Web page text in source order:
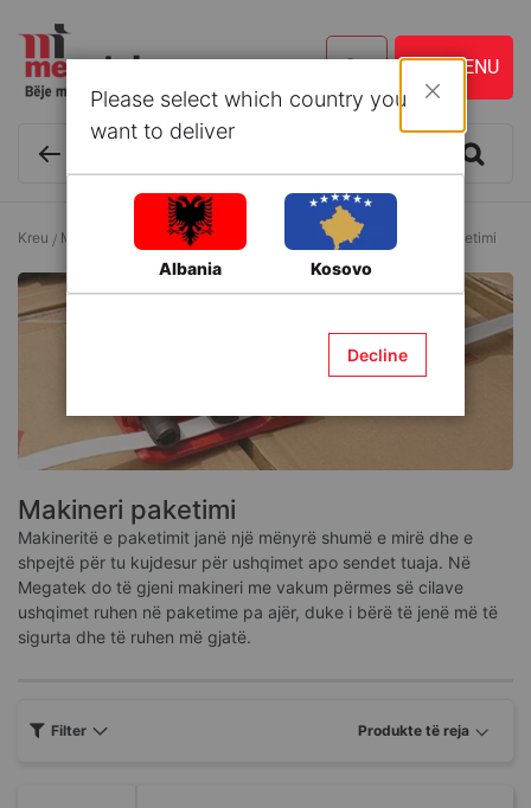
Kreu Magazinim dhe Organizim Produkte paketimi Makineri paketimi
Makineri paketimi
Makineritë e paketimit janë një mënyrë shumë e mirë dhe e
shpejtë për tu kujdesur për ushqimet apo sendet tuaja. Në
Megatek do të gjeni makineri me vakum përmes së cilave
ushqimet ruhen në paketime pa ajër, duke i bërë të jenë më të
sigurta dhe të ruhen më gjatë.
Filter
Please select which country you
want to deliver
Albania Kosovo
Decline